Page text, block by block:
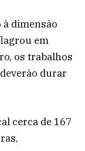
dimensão
em
os trabalhos
durar
cerca de 167